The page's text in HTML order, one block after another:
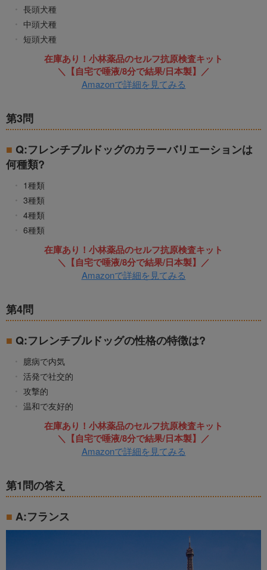
長頭犬種
中頭犬種
短頭犬種
在庫あり！小林薬品のセルフ抗原検査キット
＼【自宅で唾液/8分で結果/日本製】／
Amazonで詳細を見てみる
第3問
Q:フレンチブルドッグのカラーバリエーションは
何種類?
1種類
3種類
4種類
6種類
在庫あり！小林薬品のセルフ抗原検査キット
＼【自宅で唾液/8分で結果/日本製】／
Amazonで詳細を見てみる
第4問
Q:フレンチブルドッグの性格の特徴は?
臆病で内気
活発で社交的
攻撃的
温和で友好的
在庫あり！小林薬品のセルフ抗原検査キット
＼【自宅で唾液/8分で結果/日本製】／
Amazonで詳細を見てみる
第1問の答え
A:フランス